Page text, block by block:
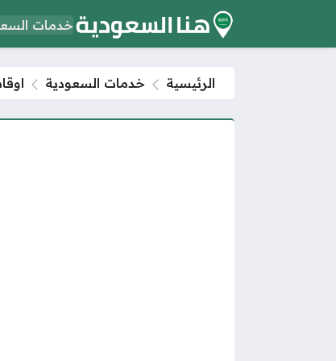
خدمات
الرئيسية خدمات السعودية